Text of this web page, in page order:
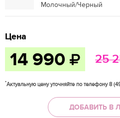
Молочный/Черный
Цена
14 990 25
*Актуальную цену уточняйте по телефону 8
ДОБАВИТЬ В